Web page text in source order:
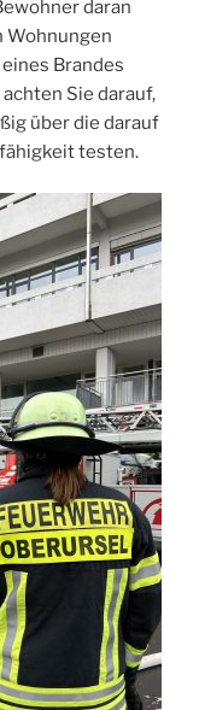
daran
Wohnungen
Brandes
Sie darauf,
über die darauf
testen.